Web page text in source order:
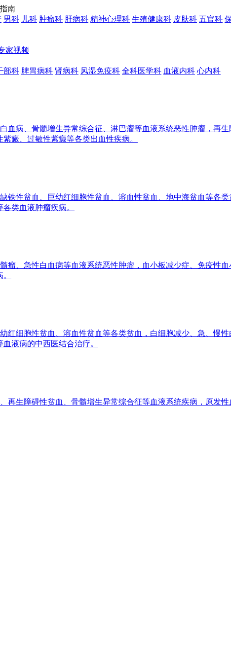
南
男科 儿科 肿瘤科 肝病科 精神心理科 生殖健康科 皮肤科 五官科
家视频
部科 脾胃病科 肾病科 风湿免疫科 全科医学科 血液内科 心内科
血病、骨髓增生异常综合征、淋巴瘤等血液系统恶性肿瘤，再
癜、过敏性紫癜等各类出血性疾病。
铁性贫血、巨幼红细胞性贫血、溶血性贫血、地中海贫血等各
类血液肿瘤疾病。
瘤、急性白血病等血液系统恶性肿瘤，血小板减少症、免疫性
红细胞性贫血、溶血性贫血等各类贫血，白细胞减少、急、慢
液病的中西医结合治疗。
再生障碍性贫血、骨髓增生异常综合征等血液系统疾病，原发